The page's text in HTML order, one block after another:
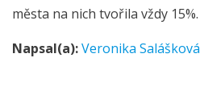
města na nich tvořila vždy 15%.
Napsal(a):Veronika Salášková